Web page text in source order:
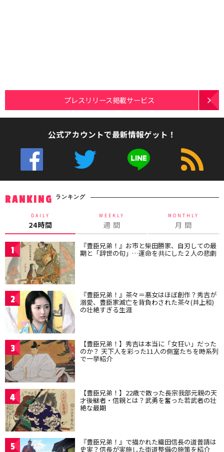
プレスリリース掲載サービス
公式アカウントで最新情報ゲット！
RANKING ランキング
DAILY
24時間
WEEKLY
週 間
MONTHLY
月 間
1 『豊臣兄弟！』お市と柴田勝家、自刃しての最
期と「辞世の句」…運命を共にした２人の悲劇
2 『豊臣兄弟！』茶々＝悪女はほぼ創作？秀吉が
溺愛、豊臣家滅亡を背負わされた茶々(井上和)
の壮絶すぎる生涯
3 【豊臣兄弟！】秀吉は本当に「女狂い」だった
のか？ 天下人を彩った11人の側室たちを時系列
で一挙紹介
4 【豊臣兄弟！】22歳で散った長宗我部元親の天
才後継者・信親とは？武勇を奮った若武者の壮
絶な最期
5 『豊臣兄弟！』で描かれた織田信長の道普請は
史実？信長が実施した街道整備の施策を紹介